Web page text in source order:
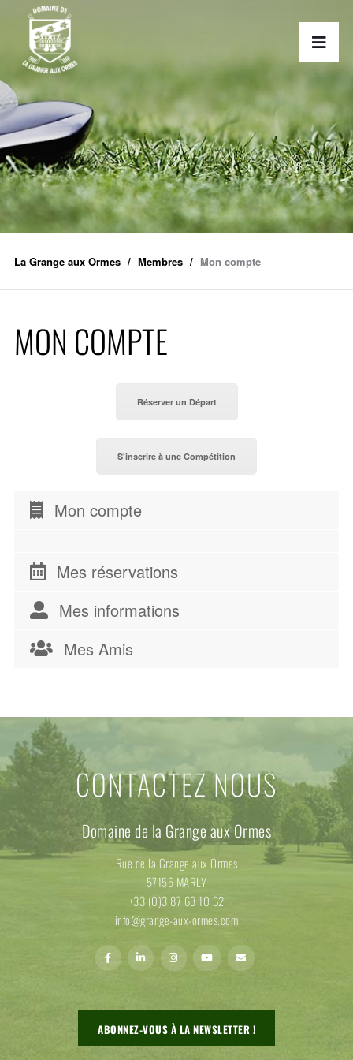
La Grange aux Ormes Membres Mon compte
MON COMPTE
Réserver un Départ
S'inscrire à une Compétition
Mon compte
Mes réservations
Mes informations
Mes Amis
CONTACTEZ NOUS
Domaine de la Grange aux Ormes
Rue de la Grange aux Ormes
57155 MARLY
+33 (0)3 87 63 10 62
info@grange-aux-ormes.com
ABONNEZ-VOUS À LA NEWSLETTER !